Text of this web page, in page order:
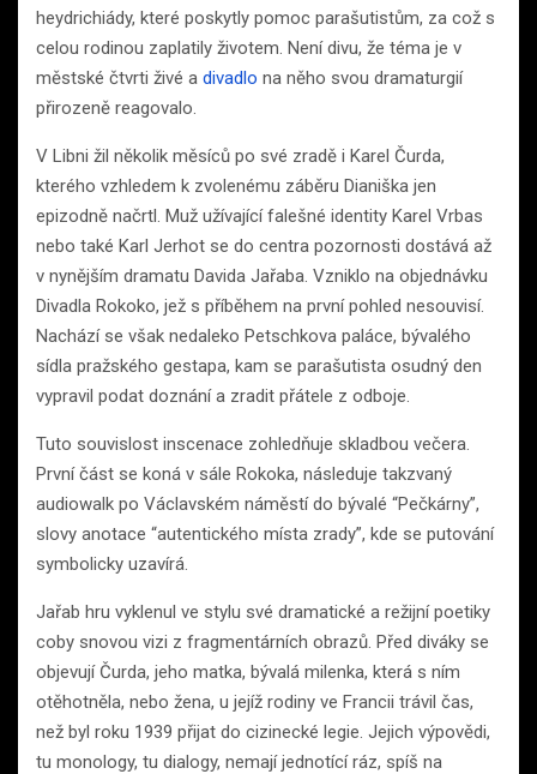
heydrichiády, které poskytly pomoc parašutistům, za což s
celou rodinou zaplatily životem. Není divu, že téma je v
městské čtvrti živé a divadlo na něho svou dramaturgií
přirozeně reagovalo.
V Libni žil několik měsíců po své zradě i Karel Čurda,
kterého vzhledem k zvolenému záběru Dianiška jen
epizodně načrtl. Muž užívající falešné identity Karel Vrbas
nebo také Karl Jerhot se do centra pozornosti dostává až
v nynějším dramatu Davida Jařaba. Vzniklo na objednávku
Divadla Rokoko, jež s příběhem na první pohled nesouvisí.
Nachází se však nedaleko Petschkova paláce, bývalého
sídla pražského gestapa, kam se parašutista osudný den
vypravil podat doznání a zradit přátele z odboje.
Tuto souvislost inscenace zohledňuje skladbou večera.
První část se koná v sále Rokoka, následuje takzvaný
audiowalk po Václavském náměstí do bývalé “Pečkárny”,
slovy anotace “autentického místa zrady”, kde se putování
symbolicky uzavírá.
Jařab hru vyklenul ve stylu své dramatické a režijní poetiky
coby snovou vizi z fragmentárních obrazů. Před diváky se
objevují Čurda, jeho matka, bývalá milenka, která s ním
otěhotněla, nebo žena, u jejíž rodiny ve Francii trávil čas,
než byl roku 1939 přijat do cizinecké legie. Jejich výpovědi,
tu monology, tu dialogy, nemají jednotící ráz, spíš na